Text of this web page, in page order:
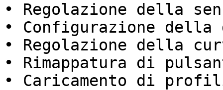
• Regolazione della
• Configurazione della
• Regolazione della
• Rimappatura di
• Caricamento di